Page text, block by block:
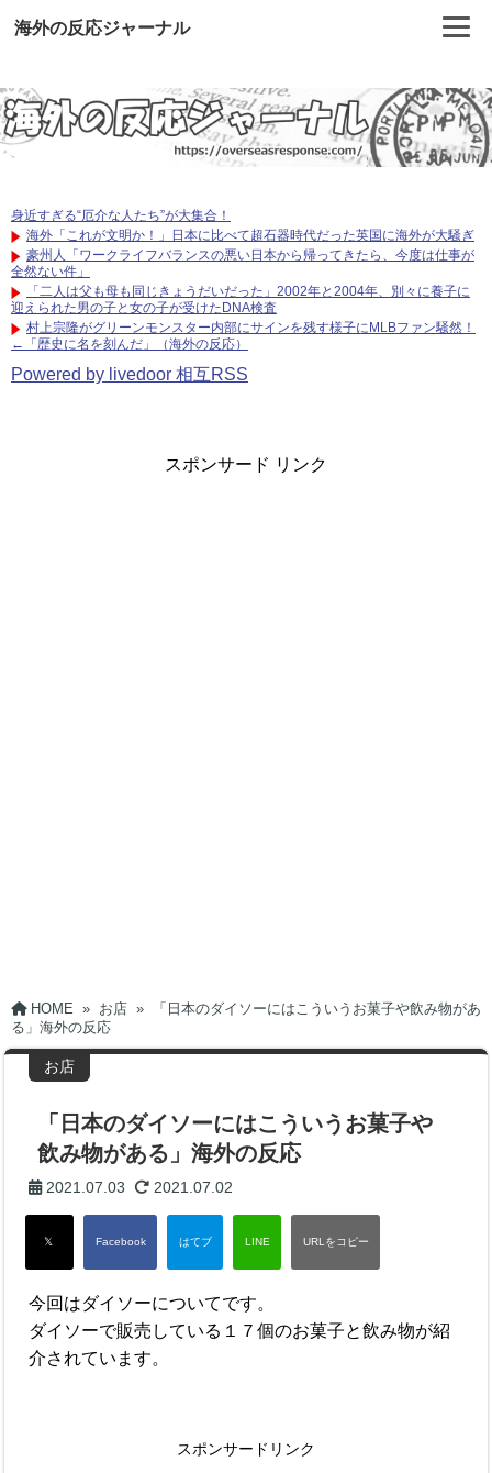
海外の反応ジャーナル
身近すぎる“厄介な人たち”が大集合！
海外「これが文明か！」日本に比べて超石器時代だった英国に海外が大騒ぎ
豪州人「ワークライフバランスの悪い日本から帰ってきたら、今度は仕事が
全然ない件」
「二人は父も母も同じきょうだいだった」2002年と2004年、別々に養子に
迎えられた男の子と女の子が受けたDNA検査
村上宗隆がグリーンモンスター内部にサインを残す様子にMLBファン騒然！
←「歴史に名を刻んだ」（海外の反応）
Powered by livedoor 相互RSS
スポンサード リンク
HOME » お店 »
「日本のダイソーにはこういうお菓子や飲み物があ
る」海外の反応
お店
「日本のダイソーにはこういうお菓子や
飲み物がある」海外の反応
2021.07.03 2021.07.02
今回はダイソーについてです。
ダイソーで販売している１７個のお菓子と飲み物が紹
介されています。
スポンサードリンク